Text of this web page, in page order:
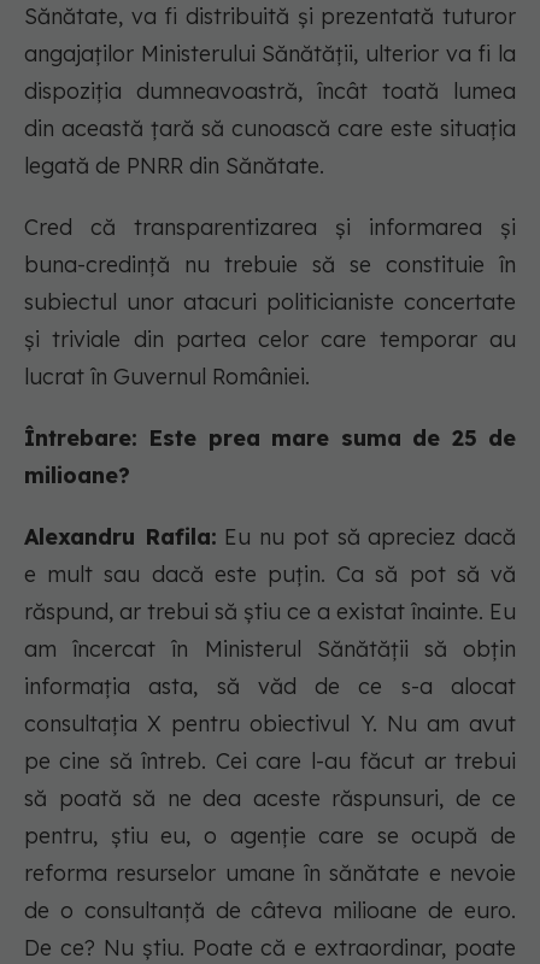
Sănătate, va fi distribuită și prezentată tuturor
angajaților Ministerului Sănătății, ulterior va fi la
dispoziția dumneavoastră, încât toată lumea
din această țară să cunoască care este situația
legată de PNRR din Sănătate.
Cred că transparentizarea și informarea și
buna-credință nu trebuie să se constituie în
subiectul unor atacuri politicianiste concertate
și triviale din partea celor care temporar au
lucrat în Guvernul României.
Întrebare: Este prea mare suma de 25 de
milioane?
Alexandru Rafila: Eu nu pot să apreciez dacă
e mult sau dacă este puțin. Ca să pot să vă
răspund, ar trebui să știu ce a existat înainte. Eu
am încercat în Ministerul Sănătății să obțin
informația asta, să văd de ce s-a alocat
consultația X pentru obiectivul Y. Nu am avut
pe cine să întreb. Cei care l-au făcut ar trebui
să poată să ne dea aceste răspunsuri, de ce
pentru, știu eu, o agenție care se ocupă de
reforma resurselor umane în sănătate e nevoie
de o consultanță de câteva milioane de euro.
De ce? Nu știu. Poate că e extraordinar, poate